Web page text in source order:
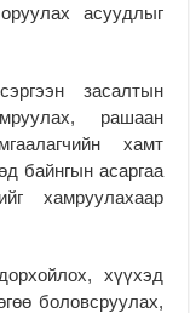
асуудлыг
засалтын
рашаан
хамт
байнгын асаргаа
хамруулахаар
хүүхэд
боловсруулах,